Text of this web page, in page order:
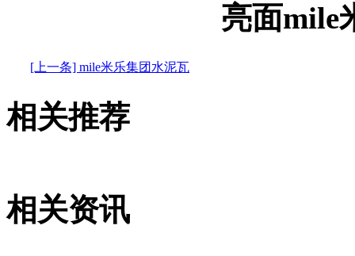
亮面mile
[上一条] mile米乐集团水泥瓦
相关推荐
相关资讯